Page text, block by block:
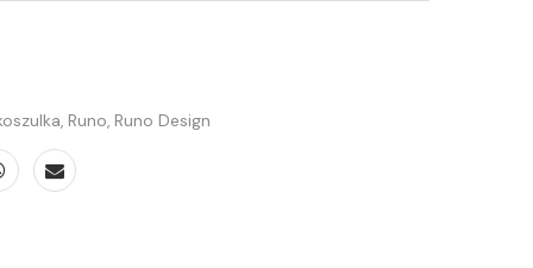
, Runo, Runo Design